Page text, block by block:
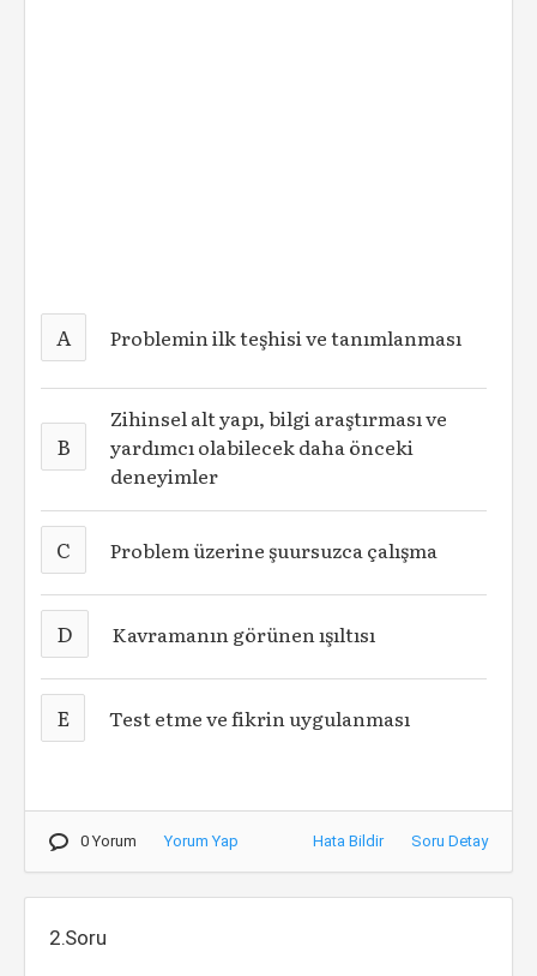
A Problemin ilk teşhisi ve tanımlanması
B
Zihinsel alt yapı, bilgi araştırması ve
yardımcı olabilecek daha önceki
deneyimler
C Problem üzerine şuursuzca çalışma
D Kavramanın görünen ışıltısı
E Test etme ve fikrin uygulanması
0 Yorum Yorum Yap Hata Bildir Soru Detay
2.Soru